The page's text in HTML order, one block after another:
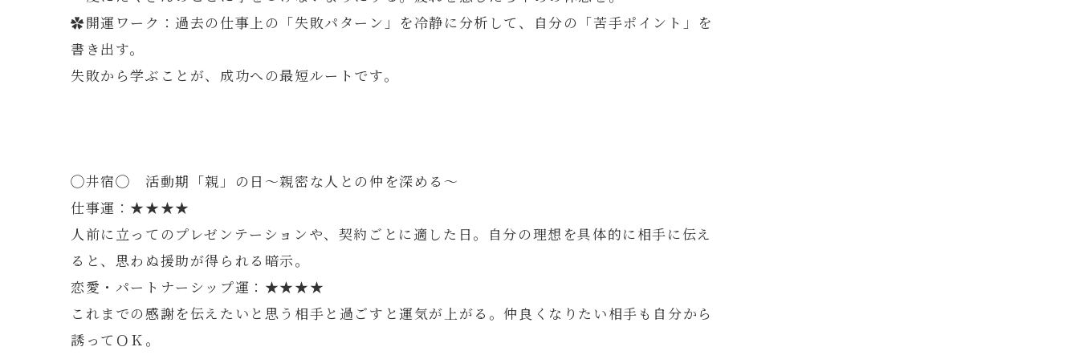
✿開運ワーク：過去の仕事上の「失敗パターン」を冷静に分析して、自分の「苦手ポイント」を
書き出す。
失敗から学ぶことが、成功への最短ルートです。
◯井宿◯ 活動期「親」の日～親密な人との仲を深める～
仕事運：★★★★
人前に立ってのプレゼンテーションや、契約ごとに適した日。自分の理想を具体的に相手に伝え
ると、思わぬ援助が得られる暗示。
恋愛・パートナーシップ運：★★★★
これまでの感謝を伝えたいと思う相手と過ごすと運気が上がる。仲良くなりたい相手も自分から
誘ってＯＫ。